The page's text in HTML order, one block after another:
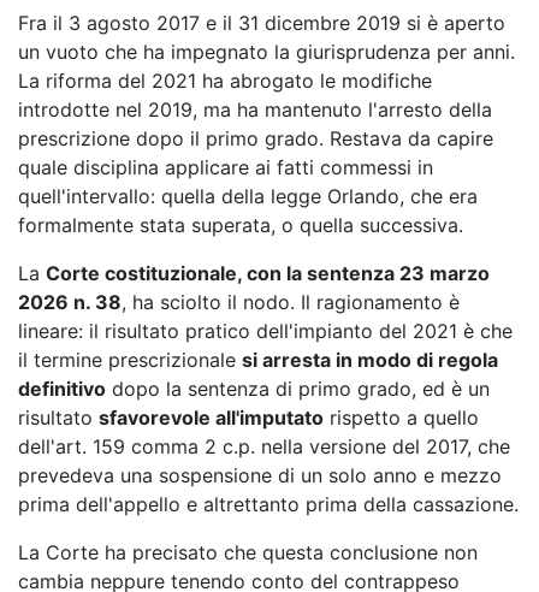
Fra il 3 agosto 2017 e il 31 dicembre 2019 si è aperto
un vuoto che ha impegnato la giurisprudenza per anni.
La riforma del 2021 ha abrogato le modifiche
introdotte nel 2019, ma ha mantenuto l'arresto della
prescrizione dopo il primo grado. Restava da capire
quale disciplina applicare ai fatti commessi in
quell'intervallo: quella della legge Orlando, che era
formalmente stata superata, o quella successiva.
La Corte costituzionale, con la sentenza 23 marzo
2026 n. 38, ha sciolto il nodo. Il ragionamento è
lineare: il risultato pratico dell'impianto del 2021 è che
il termine prescrizionale si arresta in modo di regola
definitivo dopo la sentenza di primo grado, ed è un
risultato sfavorevole all'imputato rispetto a quello
dell'art. 159 comma 2 c.p. nella versione del 2017, che
prevedeva una sospensione di un solo anno e mezzo
prima dell'appello e altrettanto prima della cassazione.
La Corte ha precisato che questa conclusione non
cambia neppure tenendo conto del contrappeso